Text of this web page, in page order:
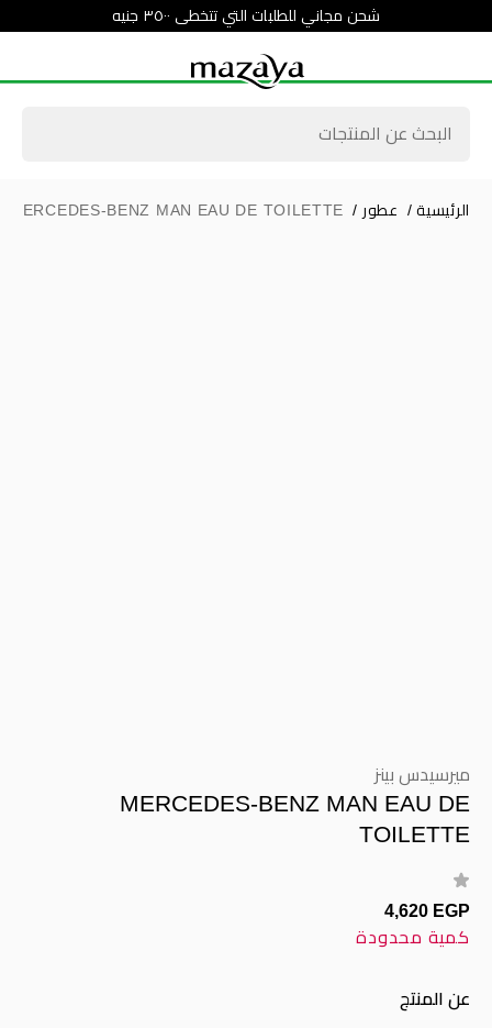
شحن مجاني للطلبات التي تتخطى ٣٥٠٠ جنيه
الرئيسية / عطور /
MERCEDES-BENZ MAN EAU DE TOILETTE
ميرسيدس بينز
MERCEDES-BENZ MAN EAU DE
TOILETTE
4,620 EGP
كمية محدودة
عن المنتج